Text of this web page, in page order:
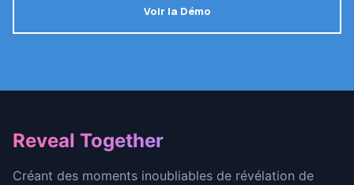
Voir la Démo
Footer
Reveal Together
Créant des moments inoubliables de révélation de